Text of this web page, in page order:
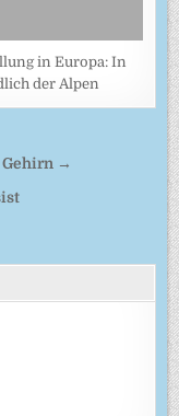
in Europa: In
der Alpen
Gehirn →